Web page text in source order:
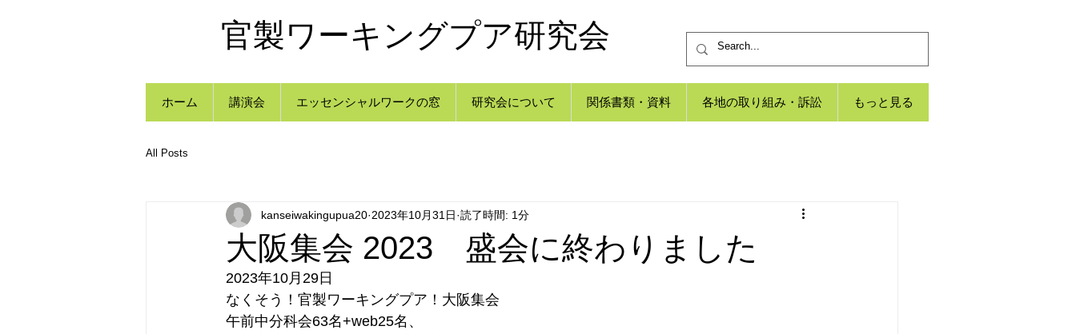
官製ワーキングプア研究会
ホーム 講演会 エッセンシャルワークの窓 研究会について 関係書類・資料 各地の取り組み・訴訟 もっと見る
All Posts
大阪集会 2023 盛会に終わりました
kanseiwakingupua20 2023年10月31日 読了時間: 1分
2023年10月29日
なくそう！官製ワーキングプア！大阪集会
午前中分科会63名+web25名、